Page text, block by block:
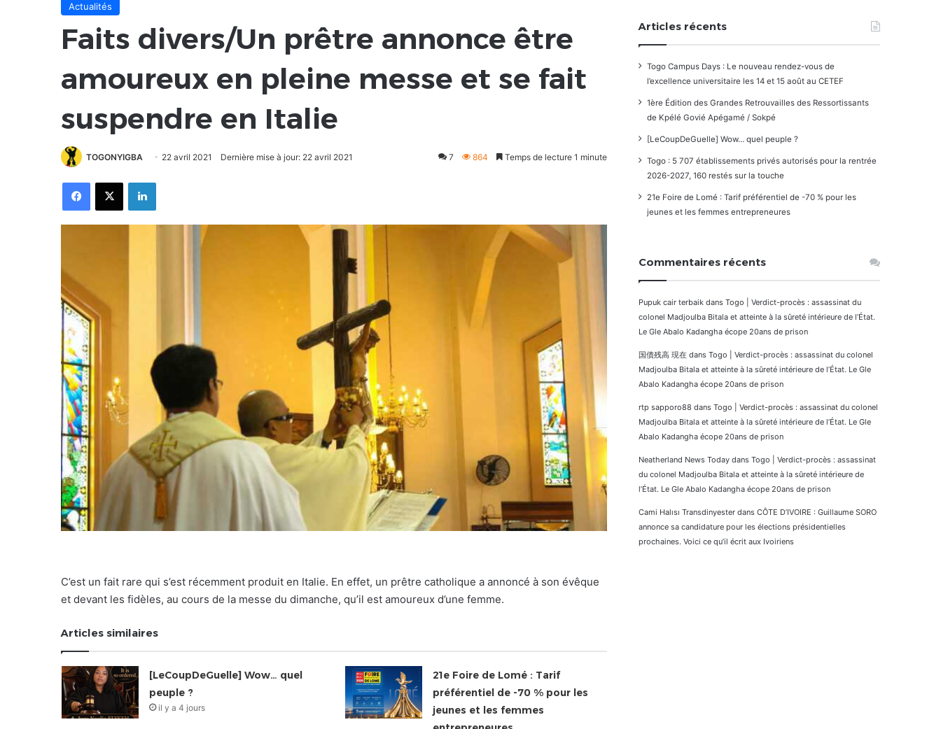
Actualités
Faits divers/Un prêtre annonce être
amoureux en pleine messe et se fait
suspendre en Italie
TOGONYIGBA 22 avril 2021 Dernière mise à jour: 22 avril 2021 7 864 Temps de lecture 1 minute
FacebookX Linkedin
C’est un fait rare qui s’est récemment produit en Italie. En effet, un prêtre catholique a annoncé à son évêque
et devant les fidèles, au cours de la messe du dimanche, qu’il est amoureux d’une femme.
Articles similaires
[LeCoupDeGuelle] Wow… quel
peuple ?
il y a 4 jours
21e Foire de Lomé : Tarif
préférentiel de -70 % pour les
jeunes et les femmes
Articles récents
Togo Campus Days : Le nouveau rendez-vous de
l’excellence universitaire les 14 et 15 août au CETEF
1ère Édition des Grandes Retrouvailles des Ressortissants
de Kpélé Govié Apégamé / Sokpé
[LeCoupDeGuelle] Wow… quel peuple ?
Togo : 5 707 établissements privés autorisés pour la rentrée
2026-2027, 160 restés sur la touche
21e Foire de Lomé : Tarif préférentiel de -70 % pour les
jeunes et les femmes entrepreneures
Commentaires récents
Pupuk cair terbaik dans Togo | Verdict-procès : assassinat du
colonel Madjoulba Bitala et atteinte à la sûreté intérieure de l’État.
Le Gle Abalo Kadangha écope 20ans de prison
国債残高 現在 dans Togo | Verdict-procès : assassinat du colonel
Madjoulba Bitala et atteinte à la sûreté intérieure de l’État. Le Gle
Abalo Kadangha écope 20ans de prison
rtp sapporo88 dans Togo | Verdict-procès : assassinat du colonel
Madjoulba Bitala et atteinte à la sûreté intérieure de l’État. Le Gle
Abalo Kadangha écope 20ans de prison
Neatherland News Today dans Togo | Verdict-procès : assassinat
du colonel Madjoulba Bitala et atteinte à la sûreté intérieure de
l’État. Le Gle Abalo Kadangha écope 20ans de prison
Cami Halısı Transdinyester dans CÔTE D’IVOIRE : Guillaume SORO
annonce sa candidature pour les élections présidentielles
prochaines. Voici ce qu’il écrit aux Ivoiriens